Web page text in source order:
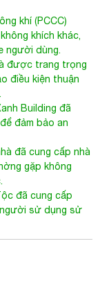
khí (PCCC)
khích khác,
người dùng.
được trang trọng
điều kiện thuận
Building đã
đảm bảo an
đã cung cấp nhà
gặp không
đã cung cấp
sử dụng sử